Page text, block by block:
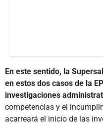
En este sentido, la
en estos dos casos de la
investigaciones
competencias y el
acarreará el inicio de las